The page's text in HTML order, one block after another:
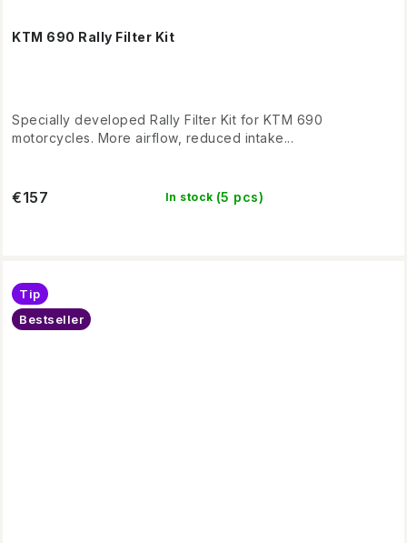
KTM 690 Rally Filter Kit
In stock (5 pcs)
€157
Specially developed Rally Filter Kit for KTM 690
motorcycles. More airflow, reduced intake...
Tip
Bestseller